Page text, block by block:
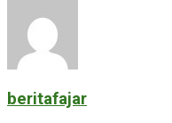
beritafajar